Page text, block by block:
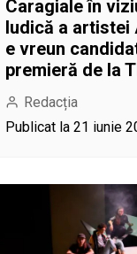
Caragiale în
ludică a artistei
e vreun
premieră de la
Redacția
Publicat la 21 iunie